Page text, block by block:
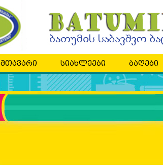
მთავარი სიახლეები ბაღები